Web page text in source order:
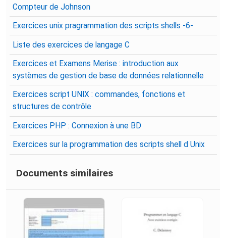
Compteur de Johnson
Exercices unix pragrammation des scripts shells -6-
Liste des exercices de langage C
Exercices et Examens Merise : introduction aux
systèmes de gestion de base de données relationnelle
Exercices script UNIX : commandes, fonctions et
structures de contrôle
Exercices PHP : Connexion à une BD
Exercices sur la programmation des scripts shell d Unix
Documents similaires